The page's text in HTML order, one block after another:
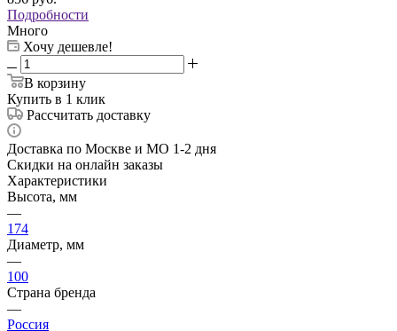
Подробности
Много
Хочу дешевле!
В корзину
Купить в 1 клик
Рассчитать доставку
Доставка по Москве и МО 1-2 дня
Скидки на онлайн заказы
Характеристики
Высота, мм
—
174
Диаметр, мм
—
100
Страна бренда
—
Россия